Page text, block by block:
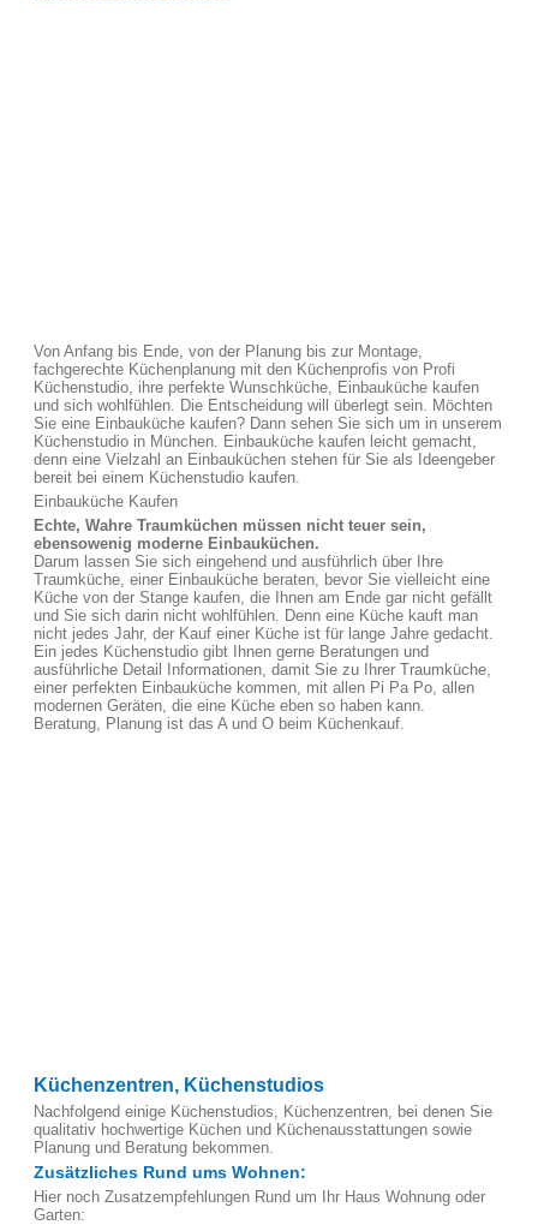
Von Anfang bis Ende, von der Planung bis zur Montage,
fachgerechte Küchenplanung mit den Küchenprofis von Profi
Küchenstudio, ihre perfekte Wunschküche, Einbauküche kaufen
und sich wohlfühlen. Die Entscheidung will überlegt sein. Möchten
Sie eine Einbauküche kaufen? Dann sehen Sie sich um in unserem
Küchenstudio in München. Einbauküche kaufen leicht gemacht,
denn eine Vielzahl an Einbauküchen stehen für Sie als Ideengeber
bereit bei einem Küchenstudio kaufen.
Einbauküche Kaufen
Echte, Wahre Traumküchen müssen nicht teuer sein,
ebensowenig moderne Einbauküchen.
Darum lassen Sie sich eingehend und ausführlich über Ihre
Traumküche, einer Einbauküche beraten, bevor Sie vielleicht eine
Küche von der Stange kaufen, die Ihnen am Ende gar nicht gefällt
und Sie sich darin nicht wohlfühlen. Denn eine Küche kauft man
nicht jedes Jahr, der Kauf einer Küche ist für lange Jahre gedacht.
Ein jedes Küchenstudio gibt Ihnen gerne Beratungen und
ausführliche Detail Informationen, damit Sie zu Ihrer Traumküche,
einer perfekten Einbauküche kommen, mit allen Pi Pa Po, allen
modernen Geräten, die eine Küche eben so haben kann.
Beratung, Planung ist das A und O beim Küchenkauf.
Küchenzentren, Küchenstudios
Nachfolgend einige Küchenstudios, Küchenzentren, bei denen Sie
qualitativ hochwertige Küchen und Küchenausstattungen sowie
Planung und Beratung bekommen.
Zusätzliches Rund ums Wohnen:
Hier noch Zusatzempfehlungen Rund um Ihr Haus Wohnung oder
Garten: